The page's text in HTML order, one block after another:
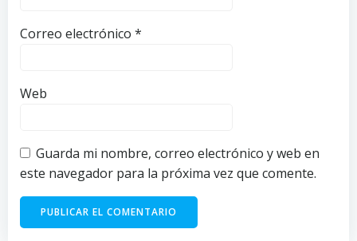
Correo electrónico *
Web
Guarda mi nombre, correo electrónico y web en
este navegador para la próxima vez que comente.